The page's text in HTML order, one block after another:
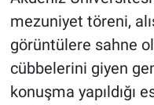
mezuniyet töreni,
görüntülere sahne
cübbelerini giyen
konuşma yapıldığı